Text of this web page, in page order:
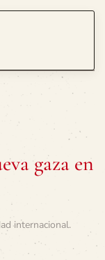
gaza en
internacional.